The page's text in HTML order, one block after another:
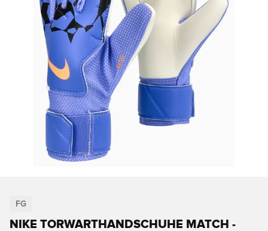
FG
NIKE TORWARTHANDSCHUHE MATCH -